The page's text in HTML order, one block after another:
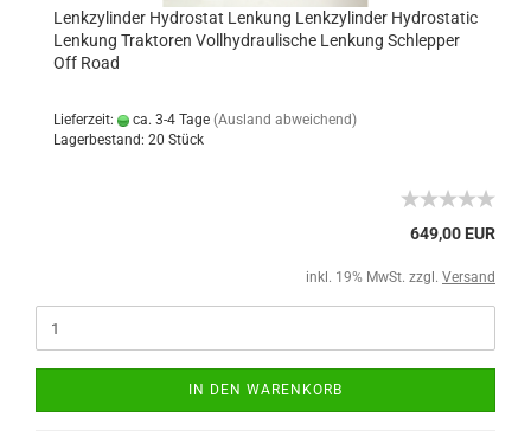
Lenkzylinder Hydrostat Lenkung Lenkzylinder Hydrostatic
Lenkung Traktoren Vollhydraulische Lenkung Schlepper
Off Road
Lieferzeit: ca. 3-4 Tage (Ausland abweichend)
Lagerbestand: 20 Stück
649,00 EUR
inkl. 19% MwSt. zzgl. Versand
IN DEN WARENKORB